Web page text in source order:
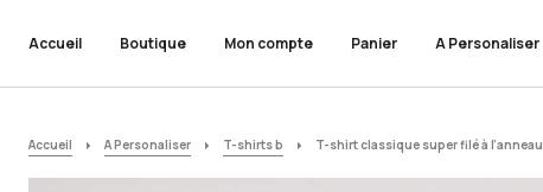
Accueil Boutique Mon compte Panier A Personaliser
Accueil A Personaliser T-shirts b T-shirt classique super filé à l’anneau